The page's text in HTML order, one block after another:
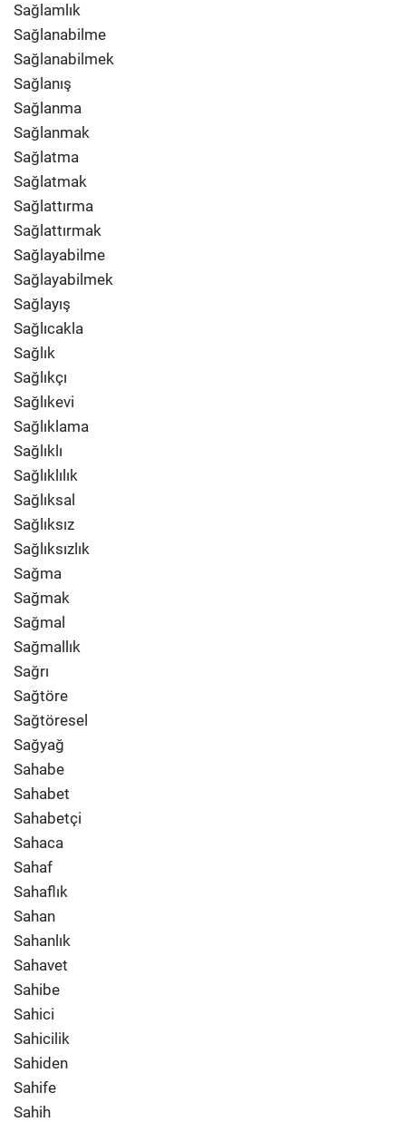
Sağlamlık
Sağlanabilme
Sağlanabilmek
Sağlanış
Sağlanma
Sağlanmak
Sağlatma
Sağlatmak
Sağlattırma
Sağlattırmak
Sağlayabilme
Sağlayabilmek
Sağlayış
Sağlıcakla
Sağlık
Sağlıkçı
Sağlıkevi
Sağlıklama
Sağlıklı
Sağlıklılık
Sağlıksal
Sağlıksız
Sağlıksızlık
Sağma
Sağmak
Sağmal
Sağmallık
Sağrı
Sağtöre
Sağtöresel
Sağyağ
Sahabe
Sahabet
Sahabetçi
Sahaca
Sahaf
Sahaflık
Sahan
Sahanlık
Sahavet
Sahibe
Sahici
Sahicilik
Sahiden
Sahife
Sahih